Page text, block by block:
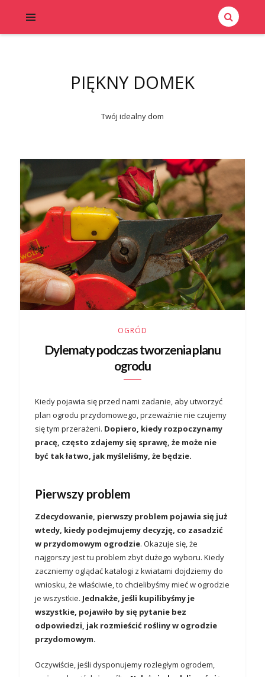
PIĘKNY DOMEK
Twój idealny dom
OGRÓD
Dylematy podczas tworzenia planu
ogrodu
Kiedy pojawia się przed nami zadanie, aby utworzyć
plan ogrodu przydomowego, przeważnie nie czujemy
się tym przerażeni. Dopiero, kiedy rozpoczynamy
pracę, często zdajemy się sprawę, że może nie
być tak łatwo, jak myśleliśmy, że będzie.
Pierwszy problem
Zdecydowanie, pierwszy problem pojawia się już
wtedy, kiedy podejmujemy decyzję, co zasadzić
w przydomowym ogrodzie. Okazuje się, że
najgorszy jest tu problem zbyt dużego wyboru. Kiedy
zaczniemy oglądać katalogi z kwiatami dojdziemy do
wniosku, że właściwie, to chcielibyśmy mieć w ogrodzie
je wszystkie. Jednakże, jeśli kupilibyśmy je
wszystkie, pojawiło by się pytanie bez
odpowiedzi, jak rozmieścić rośliny w ogrodzie
przydomowym.
Oczywiście, jeśli dysponujemy rozległym ogrodem,